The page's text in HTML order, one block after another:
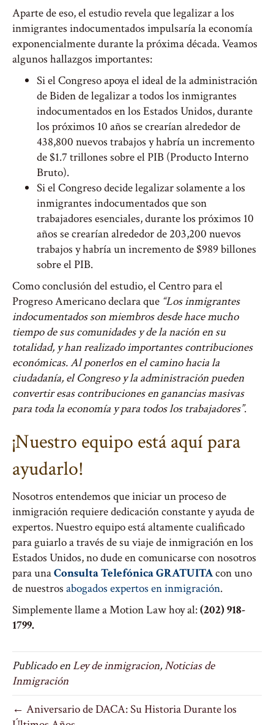
Aparte de eso, el estudio revela que legalizar a los
inmigrantes indocumentados impulsaría la economía
exponencialmente durante la próxima década. Veamos
algunos hallazgos importantes:
Si el Congreso apoya el ideal de la administración
de Biden de legalizar a todos los inmigrantes
indocumentados en los Estados Unidos, durante
los próximos 10 años se crearían alrededor de
438,800 nuevos trabajos y habría un incremento
de $1.7 trillones sobre el PIB (Producto Interno
Bruto).
Si el Congreso decide legalizar solamente a los
inmigrantes indocumentados que son
trabajadores esenciales, durante los próximos 10
años se crearían alrededor de 203,200 nuevos
trabajos y habría un incremento de $989 billones
sobre el PIB.
Como conclusión del estudio, el Centro para el
Progreso Americano declara que “Los inmigrantes
indocumentados son miembros desde hace mucho
tiempo de sus comunidades y de la nación en su
totalidad, y han realizado importantes contribuciones
económicas. Al ponerlos en el camino hacia la
ciudadanía, el Congreso y la administración pueden
convertir esas contribuciones en ganancias masivas
para toda la economía y para todos los trabajadores”.
¡Nuestro equipo está aquí para
ayudarlo!
Nosotros entendemos que iniciar un proceso de
inmigración requiere dedicación constante y ayuda de
expertos. Nuestro equipo está altamente cualificado
para guiarlo a través de su viaje de inmigración en los
Estados Unidos, no dude en comunicarse con nosotros
para unaConsulta Telefónica GRATUITAcon uno
de nuestros abogados expertos en inmigración.
Simplemente llame a Motion Law hoy al:(202) 918-
1799.
Publicado enLey de inmigracion,Noticias de
Inmigración
← Aniversario de DACA: Su Historia Durante los